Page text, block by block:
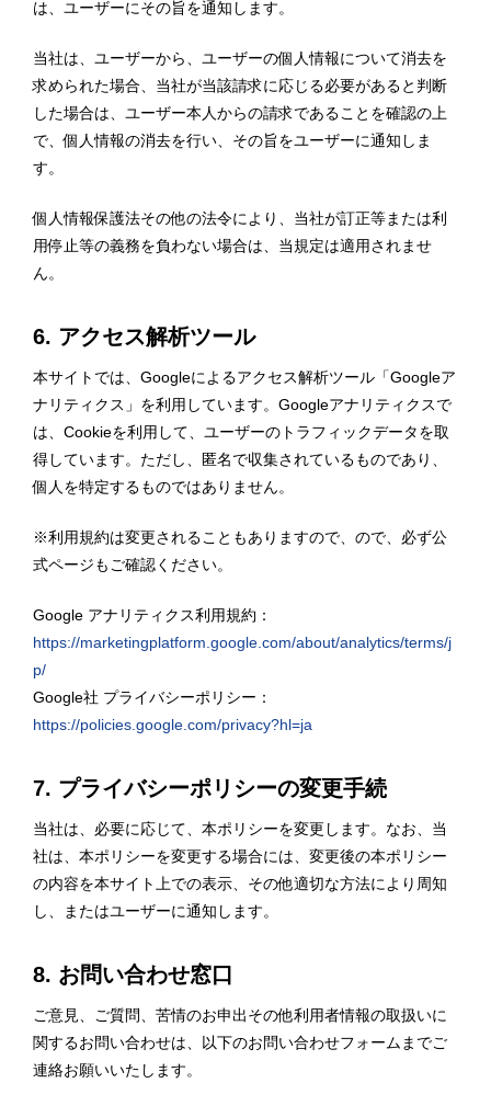
は、ユーザーにその旨を通知します。
当社は、ユーザーから、ユーザーの個人情報について消去を
求められた場合、当社が当該請求に応じる必要があると判断
した場合は、ユーザー本人からの請求であることを確認の上
で、個人情報の消去を行い、その旨をユーザーに通知しま
す。
個人情報保護法その他の法令により、当社が訂正等または利
用停止等の義務を負わない場合は、当規定は適用されませ
ん。
6. アクセス解析ツール
本サイトでは、Googleによるアクセス解析ツール「Googleア
ナリティクス」を利用しています。Googleアナリティクスで
は、Cookieを利用して、ユーザーのトラフィックデータを取
得しています。ただし、匿名で収集されているものであり、
個人を特定するものではありません。
※利用規約は変更されることもありますので、ので、必ず公
式ページもご確認ください。
Google アナリティクス利用規約：
https://marketingplatform.google.com/about/analytics/terms/j
p/
Google社 プライバシーポリシー：
https://policies.google.com/privacy?hl=ja
7. プライバシーポリシーの変更手続
当社は、必要に応じて、本ポリシーを変更します。なお、当
社は、本ポリシーを変更する場合には、変更後の本ポリシー
の内容を本サイト上での表示、その他適切な方法により周知
し、またはユーザーに通知します。
8. お問い合わせ窓口
ご意見、ご質問、苦情のお申出その他利用者情報の取扱いに
関するお問い合わせは、以下のお問い合わせフォームまでご
連絡お願いいたします。